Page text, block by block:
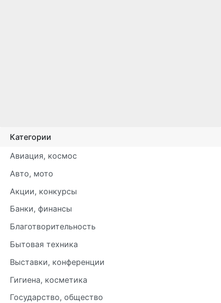
Категории
Авиация, космос
Авто, мото
Акции, конкурсы
Банки, финансы
Благотворительность
Бытовая техника
Выставки, конференции
Гигиена, косметика
Государство, общество